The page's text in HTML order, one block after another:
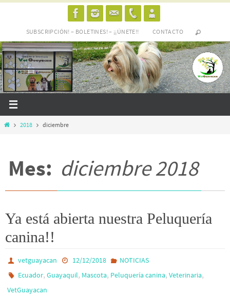
contenidoSUBSCRIPCIÓN! – BOLETINES! – ¡¡ÚNETE!! CONTACTO
Inicio2018 diciembre
Mes: diciembre 2018
Ya está abierta nuestra Peluquería
canina!!
vetguayacan 12/12/2018
NOTICIAS
Ecuador,Guayaquil, Mascota, Peluquería canina,Veterinaria,
VetGuayacan